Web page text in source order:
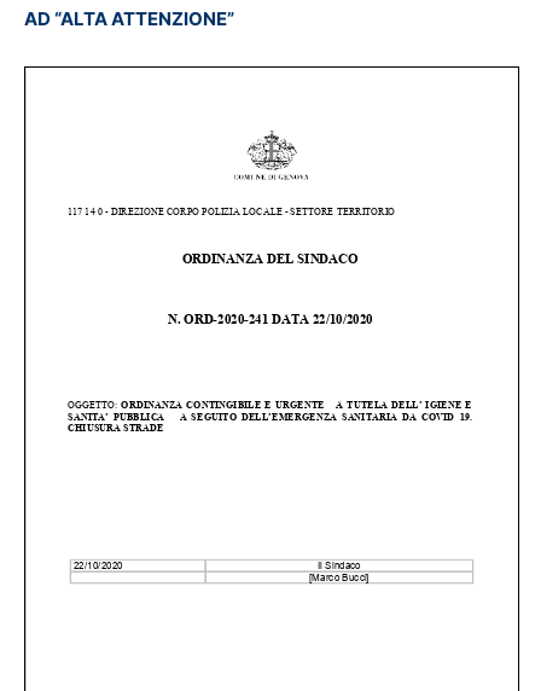
AD “ALTA ATTENZIONE”